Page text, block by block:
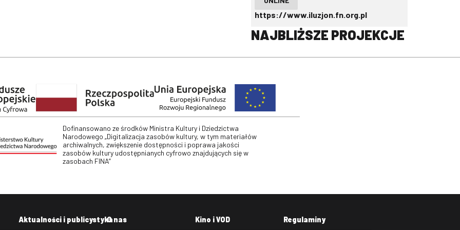
https://www.iluzjon.fn.org.pl
NAJBLIŻSZE PROJEKCJE
Dofinansowano ze środków Ministra Kultury i Dziedzictwa
Narodowego „Digitalizacja zasobów kultury, w tym materiałów
archiwalnych, zwiększenie dostępności i poprawa jakości
zasobów kultury udostępnianych cyfrowo znajdujących się w
zasobach FINA”
Aktualności i publicystykaO nas Kino i VOD Regulaminy